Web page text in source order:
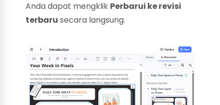
Anda dapat mengklik Perbarui ke revisi
terbaru secara langsung.